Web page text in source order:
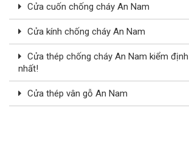
Cửa cuốn chống cháy An Nam
Cửa kính chống cháy An Nam
Cửa thép chống cháy An Nam kiểm
nhất!
Cửa thép vân gỗ An Nam